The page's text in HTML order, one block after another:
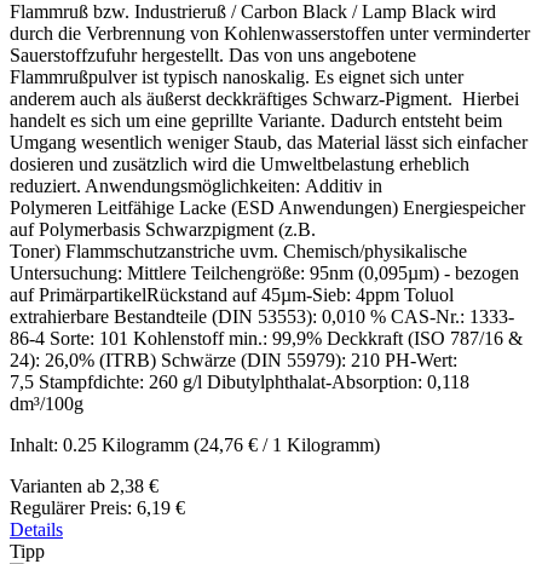
Flammruß bzw. Industrieruß / Carbon Black / Lamp Black wird
durch die Verbrennung von Kohlenwasserstoffen unter verminderter
Sauerstoffzufuhr hergestellt. Das von uns angebotene
Flammrußpulver ist typisch nanoskalig. Es eignet sich unter
anderem auch als äußerst deckkräftiges Schwarz-Pigment. Hierbei
handelt es sich um eine geprillte Variante. Dadurch entsteht beim
Umgang wesentlich weniger Staub, das Material lässt sich einfacher
dosieren und zusätzlich wird die Umweltbelastung erheblich
reduziert. Anwendungsmöglichkeiten: Additiv in
Polymeren Leitfähige Lacke (ESD Anwendungen) Energiespeicher
auf Polymerbasis Schwarzpigment (z.B.
Toner) Flammschutzanstriche uvm. Chemisch/physikalische
Untersuchung: Mittlere Teilchengröße: 95nm (0,095µm) - bezogen
auf PrimärpartikelRückstand auf 45µm-Sieb: 4ppm Toluol
extrahierbare Bestandteile (DIN 53553): 0,010 % CAS-Nr.: 1333-
86-4 Sorte: 101 Kohlenstoff min.: 99,9% Deckkraft (ISO 787/16 &
24): 26,0% (ITRB) Schwärze (DIN 55979): 210 PH-Wert:
7,5 Stampfdichte: 260 g/l Dibutylphthalat-Absorption: 0,118
dm³/100g
Inhalt: 0.25 Kilogramm (24,76 € / 1 Kilogramm)
Varianten ab 2,38 €
Regulärer Preis: 6,19 €
Details
Tipp